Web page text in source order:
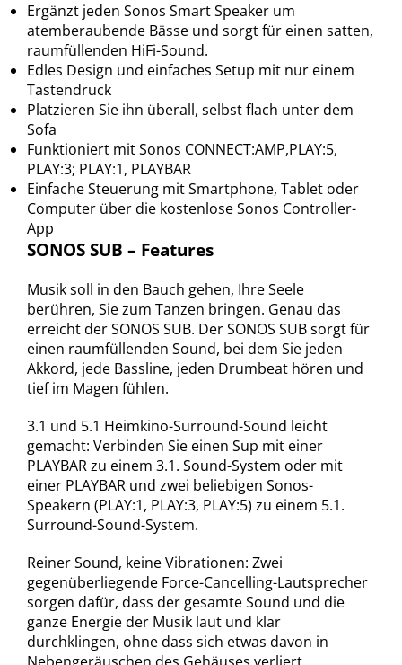
Ergänzt jeden Sonos Smart Speaker um
atemberaubende Bässe und sorgt für einen satten,
raumfüllenden HiFi-Sound.
Edles Design und einfaches Setup mit nur einem
Tastendruck
Platzieren Sie ihn überall, selbst flach unter dem
Sofa
Funktioniert mit Sonos CONNECT:AMP,PLAY:5,
PLAY:3; PLAY:1, PLAYBAR
Einfache Steuerung mit Smartphone, Tablet oder
Computer über die kostenlose Sonos Controller-
App
SONOS SUB – Features
Musik soll in den Bauch gehen, Ihre Seele
berühren, Sie zum Tanzen bringen. Genau das
erreicht der SONOS SUB. Der SONOS SUB sorgt für
einen raumfüllenden Sound, bei dem Sie jeden
Akkord, jede Bassline, jeden Drumbeat hören und
tief im Magen fühlen.
3.1 und 5.1 Heimkino-Surround-Sound leicht
gemacht: Verbinden Sie einen Sup mit einer
PLAYBAR zu einem 3.1. Sound-System oder mit
einer PLAYBAR und zwei beliebigen Sonos-
Speakern (PLAY:1, PLAY:3, PLAY:5) zu einem 5.1.
Surround-Sound-System.
Reiner Sound, keine Vibrationen: Zwei
gegenüberliegende Force-Cancelling-Lautsprecher
sorgen dafür, dass der gesamte Sound und die
ganze Energie der Musik laut und klar
durchklingen, ohne dass sich etwas davon in